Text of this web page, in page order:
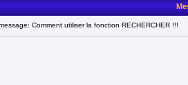
Comment utiliser la fonction RECHERCHER !!!